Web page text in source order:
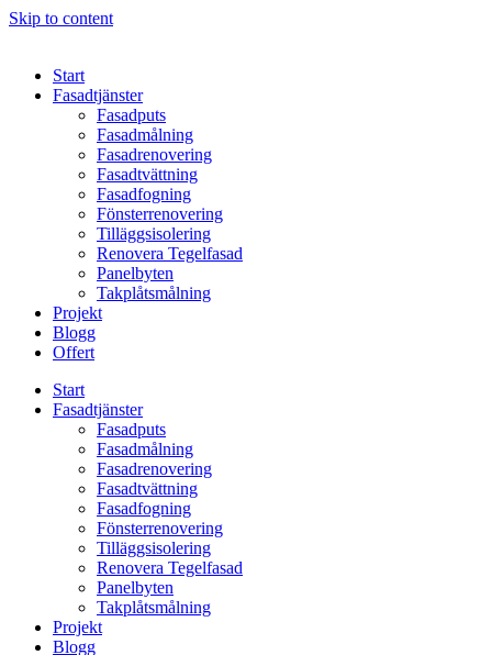
Skip to content
Start
Fasadtjänster
Fasadputs
Fasadmålning
Fasadrenovering
Fasadtvättning
Fasadfogning
Fönsterrenovering
Tilläggsisolering
Renovera Tegelfasad
Panelbyten
Takplåtsmålning
Projekt
Blogg
Offert
Start
Fasadtjänster
Fasadputs
Fasadmålning
Fasadrenovering
Fasadtvättning
Fasadfogning
Fönsterrenovering
Tilläggsisolering
Renovera Tegelfasad
Panelbyten
Takplåtsmålning
Projekt
Blogg